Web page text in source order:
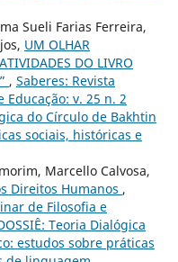
Sueli Farias Ferreira,
UM OLHAR
DO LIVRO
, Saberes: Revista
v. 25 n. 2
do Círculo de Bakhtin
sociais, históricas e
Marcello Calvosa,
Direitos Humanos ,
de Filosofia e
Teoria Dialógica
estudos sobre práticas